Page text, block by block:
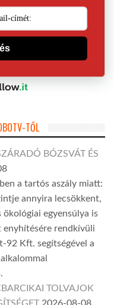
TŐL
BÓZSVÁT ÉS
a tartós aszály miatt:
annyira lecsökkent,
ökológiai egyensúlya is
enyhítésére rendkívüli
92 Kft. segítségével a
TOLVAJOK